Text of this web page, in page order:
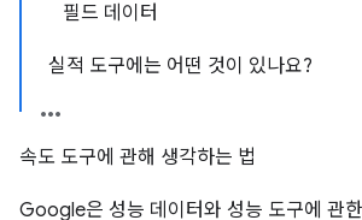
필드 데이터
실적 도구에는 어떤 것이 있나요?
속도 도구에 관해 생각하는 법
Google은 성능 데이터와 성능 도구에 관